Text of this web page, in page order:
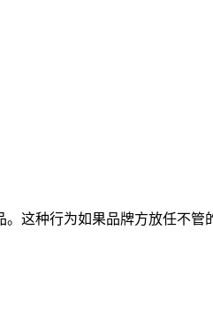
这种行为如果品牌方放任不